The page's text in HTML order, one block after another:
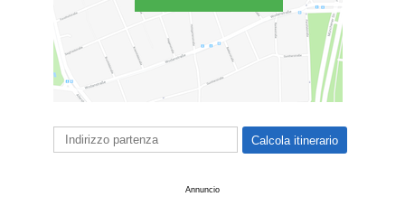
Annuncio